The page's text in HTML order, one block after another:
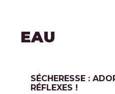
EAU
SÉCHERESSE :
RÉFLEXES !